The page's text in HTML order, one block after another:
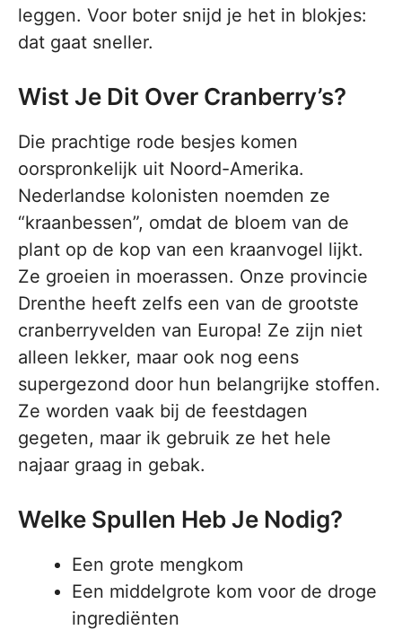
leggen. Voor boter snijd je het in blokjes:
dat gaat sneller.
Wist Je Dit Over Cranberry’s?
Die prachtige rode besjes komen
oorspronkelijk uit Noord-Amerika.
Nederlandse kolonisten noemden ze
“kraanbessen”, omdat de bloem van de
plant op de kop van een kraanvogel lijkt.
Ze groeien in moerassen. Onze provincie
Drenthe heeft zelfs een van de grootste
cranberryvelden van Europa! Ze zijn niet
alleen lekker, maar ook nog eens
supergezond door hun belangrijke stoffen.
Ze worden vaak bij de feestdagen
gegeten, maar ik gebruik ze het hele
najaar graag in gebak.
Welke Spullen Heb Je Nodig?
Een grote mengkom
Een middelgrote kom voor de droge
ingrediënten